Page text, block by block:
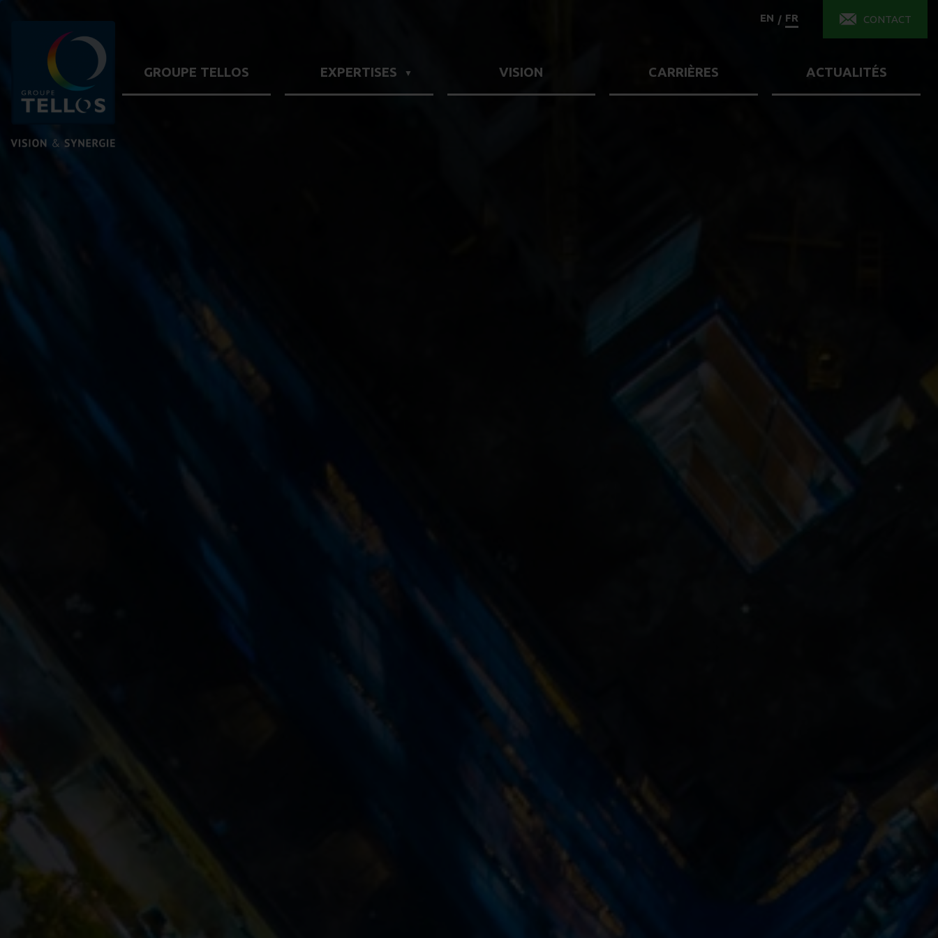
EN / FR CONTACT
GROUPE TELLOS EXPERTISES VISION CARRIÈRES ACTUALITÉS